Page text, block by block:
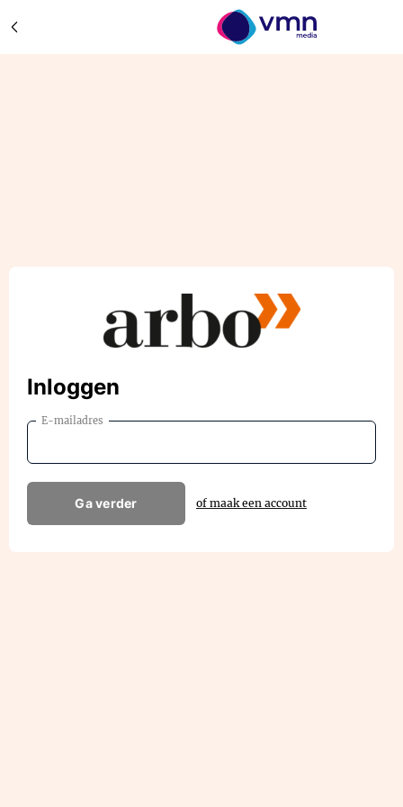
Inloggen
E-mailadres
Ga verder of maak een account